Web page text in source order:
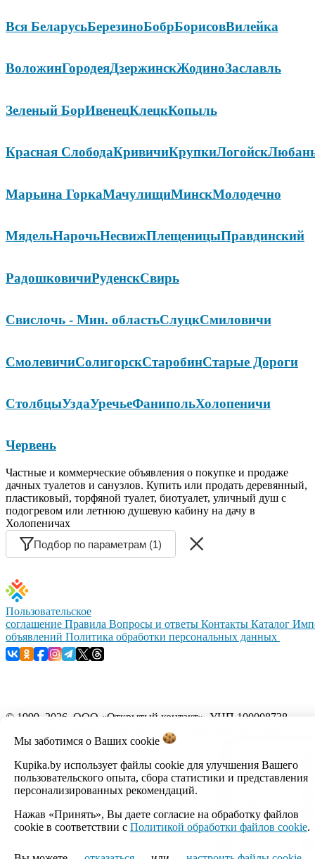
Вся БеларусьБерезиноБобрБорисовВилейка
ВоложинГородеяДзержинскЖодиноЗаславль
Зеленый БорИвенецКлецкКопыль
Красная СлободаКривичиКрупкиЛогойск
Марьина ГоркаМачулищиМинскМолодечно
МядельНарочьНесвижПлещеницыПравдинский
РадошковичиРуденскСвирь
Свислочь - Мин. областьСлуцкСмиловичи
СмолевичиСолигорскСтаробинСтарые Дороги
СтолбцыУздаУречьеФанипольХолопеничи
Червень
Частные и коммерческие объявления о покупке и продаже
дачных туалетов и санузлов. Купить или продать деревянный,
пластиковый, торфяной туалет, биотуалет, уличный душ с
подогревом или летнюю душевую кабину на дачу в
Холопеничах
Подбор по параметрам (1)
Мы заботимся о Ваших cookie
Kupika.by использует файлы cookie для улучшения Вашего
пользовательского опыта, сбора статистики и представления
персонализированных рекомендаций.
Нажав «Принять», Вы даете согласие на обработку файлов
cookie в соответствии с Политикой обработки файлов cookie.
Пользовательское
соглашение Правила Вопросы и ответы Контакты Каталог
объявлений Политика обработки персональных данных
© 1999–2026, ООО «Открытый контакт». УНП 100008738.
Республика Беларусь, г.Минск, ул.Кальварийская, 17-518.
Время работы с 09:00 до 18:00.
Настройка cookie